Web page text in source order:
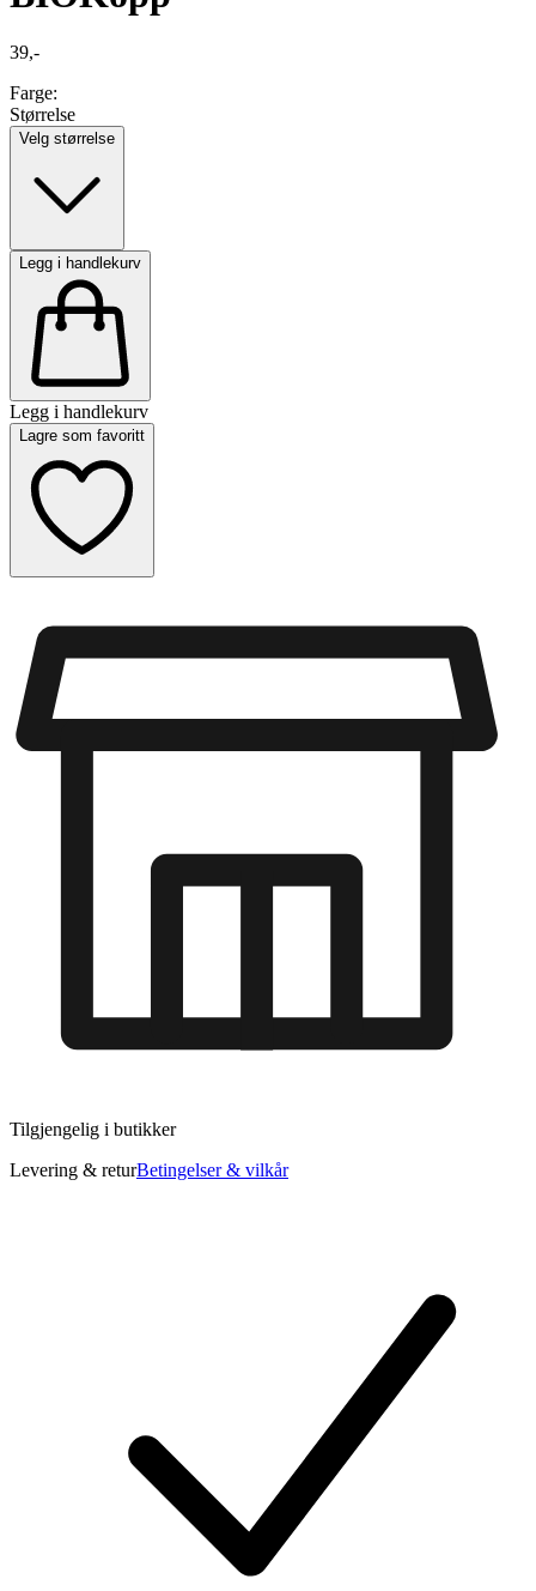
39,-
Farge:
Størrelse
Velg størrelse
Legg i handlekurv
Legg i handlekurv
Lagre som favoritt
Tilgjengelig i butikker
Levering & returBetingelser & vilkår